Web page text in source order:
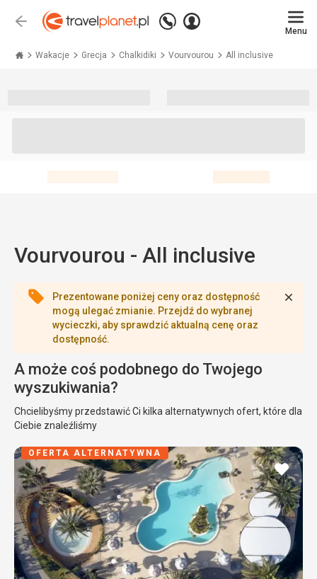
Wstecz
Zadzwoń
+48 71 771 76 55
Zaloguj
Menu
Wakacje Grecja Chalkidiki Vourvourou All inclusive
Vourvourou - All inclusive
Prezentowane poniżej ceny oraz dostępność
mogą ulegać zmianie. Przejdź do wybranej
wycieczki, aby sprawdzić aktualną cenę oraz
dostępność.
A może coś podobnego do Twojego
wyszukiwania?
Chcielibyśmy przedstawić Ci kilka alternatywnych ofert, które dla
Ciebie znaleźliśmy
dodaj
do
OFERTA ALTERNATYWNA